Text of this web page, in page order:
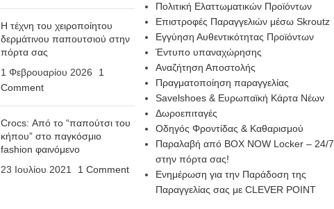
Η τέχνη του χειροποίητου
δερμάτινου παπουτσιού στην
πόρτα σας
1 Φεβρουαρίου 2026
1
Comment
Crocs: Από το “παπούτσι του
κήπου” στο παγκόσμιο
fashion φαινόμενο
23 Ιουλίου 2021
1 Comment
Πολιτική Ελαττωματικών Προϊόντων
Επιστροφές Παραγγελιών μέσω Skroutz
Εγγύηση Αυθεντικότητας Προϊόντων
Έντυπο υπαναχώρησης
Αναζήτηση Αποστολής
Πραγματοποίηση παραγγελίας
Savelshoes & Ευρωπαϊκή Κάρτα Νέων
Δωροεπιταγές
Οδηγός Φροντίδας & Καθαρισμού
Παραλαβή από BOX NOW Locker – 24/7
στην πόρτα σας!
Ενημέρωση για την Παράδοση της
Παραγγελίας σας με CLEVER POINT